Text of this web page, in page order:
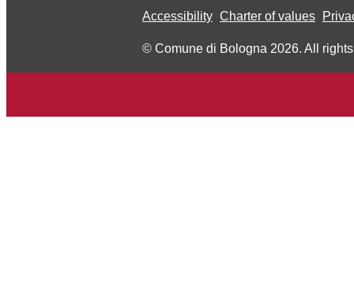
Accessibility Charter of values
© Comune di Bologna 2026. All